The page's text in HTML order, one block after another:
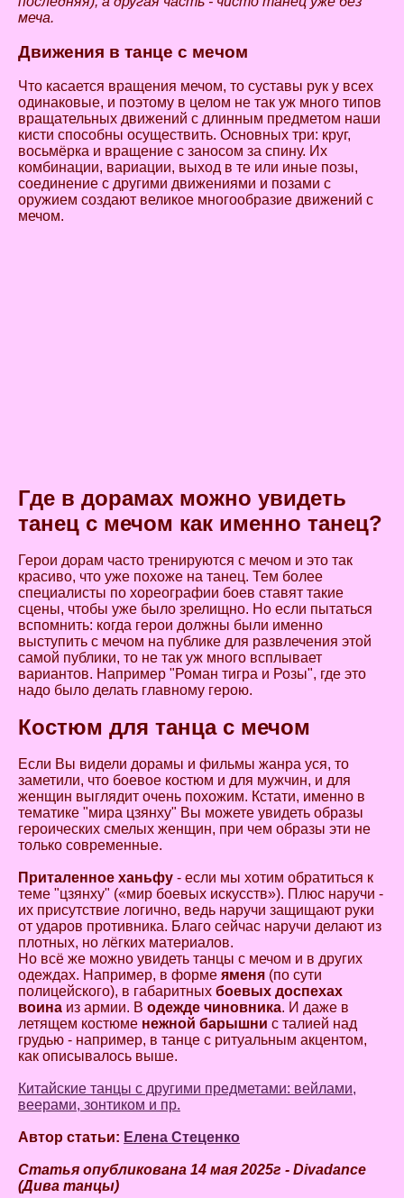
меча.
Движения в танце с мечом
Что касается вращения мечом, то суставы рук у всех
одинаковые, и поэтому в целом не так уж много типов
вращательных движений с длинным предметом наши
кисти способны осуществить. Основных три: круг,
восьмёрка и вращение с заносом за спину. Их
комбинации, вариации, выход в те или иные позы,
соединение с другими движениями и позами с
оружием создают великое многообразие движений с
мечом.
Где в дорамах можно увидеть
танец с мечом как именно танец?
Герои дорам часто тренируются с мечом и это так
красиво, что уже похоже на танец. Тем более
специалисты по хореографии боев ставят такие
сцены, чтобы уже было зрелищно. Но если пытаться
вспомнить: когда герои должны были именно
выступить с мечом на публике для развлечения этой
самой публики, то не так уж много всплывает
вариантов. Например "Роман тигра и Розы", где это
надо было делать главному герою.
Костюм для танца с мечом
Если Вы видели дорамы и фильмы жанра уся, то
заметили, что боевое костюм и для мужчин, и для
женщин выглядит очень похожим. Кстати, именно в
тематике "мира цзянху" Вы можете увидеть образы
героических смелых женщин, при чем образы эти не
только современные.
Приталенное ханьфу - если мы хотим обратиться к
теме "цзянху" («мир боевых искусств»). Плюс наручи -
их присутствие логично, ведь наручи защищают руки
от ударов противника. Благо сейчас наручи делают из
плотных, но лёгких материалов.
Но всё же можно увидеть танцы с мечом и в других
одеждах. Например, в форме яменя (по сути
полицейского), в габаритных боевых доспехах
воина из армии. В одежде чиновника. И даже в
летящем костюме нежной барышни с талией над
грудью - например, в танце с ритуальным акцентом,
как описывалось выше.
Китайские танцы с другими предметами: вейлами,
веерами, зонтиком и пр.
Автор статьи: Елена Стеценко
Статья опубликована 14 мая 2025г - Divadance
(Дива танцы)